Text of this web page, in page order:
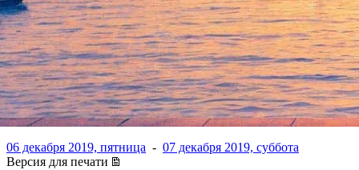
Современная история: в
театре им. Ленсовета
выходит спектакль
«Валентин и Валентина»
06 декабря 2019, пятница - 07 декабря 2019, суббота
Версия для печати